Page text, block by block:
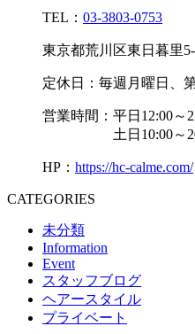
TEL： 03-3803-0753
東京都荒川区東日暮里
定休日：毎週月曜日、
営業時間：平日12:00～
土日10:00～20:00
HP： https://hc-calme.com/
CATEGORIES
未分類
Information
Event
スタッフブログ
ヘアースタイル
プライベート